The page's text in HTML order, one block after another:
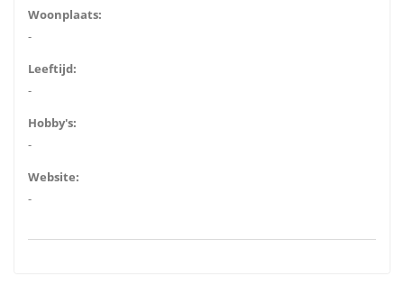
Woonplaats:
-
Leeftijd:
-
Hobby's:
-
Website:
-